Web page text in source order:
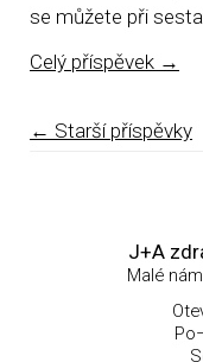
se můžete při
Celý příspěvek →
Navigace pro
← Starší příspěvky
J+A
Malé